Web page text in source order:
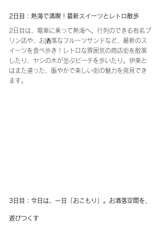
2日目：熱海で満喫！最新スイーツとレトロ散歩
2日目は、電車に乗って熱海へ。行列のできる有名プ
リン店や、お洒落なフルーツサンドなど、最新のス
イーツを食べ歩き！レトロな雰囲気の商店街を散策
したり、ヤシの木が並ぶビーチを歩いたり。伊東と
はまた違った、賑やかで楽しい街の魅力を発見でき
ます。
3日目：今日は、一日「おこもり」。お酒落空間を、
遊びつくす